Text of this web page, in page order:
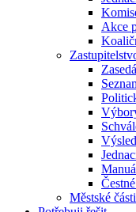
Akce
Městské části